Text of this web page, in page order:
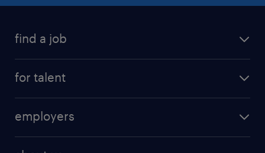
find a job
for talent
professional
employers